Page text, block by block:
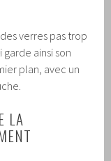
verres pas trop
garde ainsi son
plan, avec un
LA